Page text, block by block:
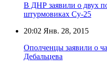
В ДНР заявили о двух
штурмовиках Су-25
20:02 Янв. 28, 2015
Ополченцы заявили о
Дебальцева